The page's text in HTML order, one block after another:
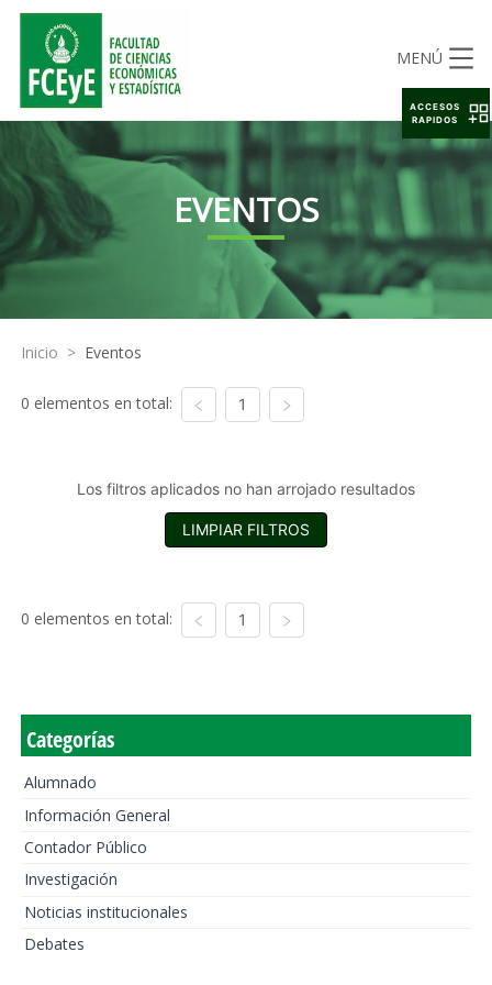
MENÚ
EVENTOS
Inicio > Eventos
0 elementos en total: 1
Los filtros aplicados no han arrojado resultados
LIMPIAR FILTROS
0 elementos en total: 1
Categorías
Alumnado
Información General
Contador Público
Investigación
Noticias institucionales
Debates
ACCESOS
RAPIDOS